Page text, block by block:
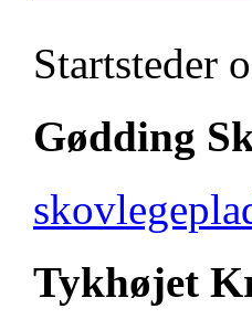
Startsteder
Gødding
Tykhøjet